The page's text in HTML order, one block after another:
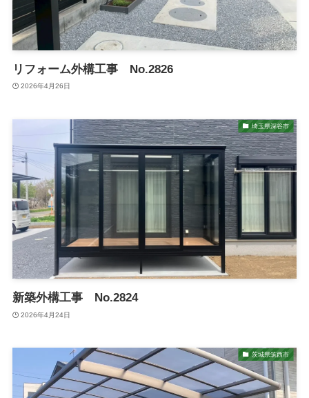
リフォーム外構工事 No.2826
2026年4月26日
埼玉県深谷市
新築外構工事 No.2824
2026年4月24日
茨城県筑西市